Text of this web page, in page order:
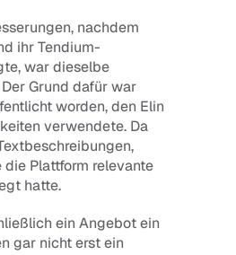
nachdem
ihr Tendium-
war dieselbe
Grund dafür war
worden, den Elin
verwendete. Da
Plattform relevante
hatte.
ein Angebot ein
gar nicht erst ein